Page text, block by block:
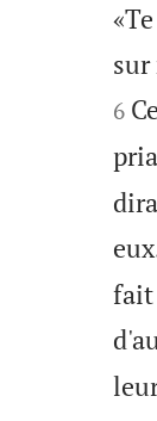
sur
6
fait